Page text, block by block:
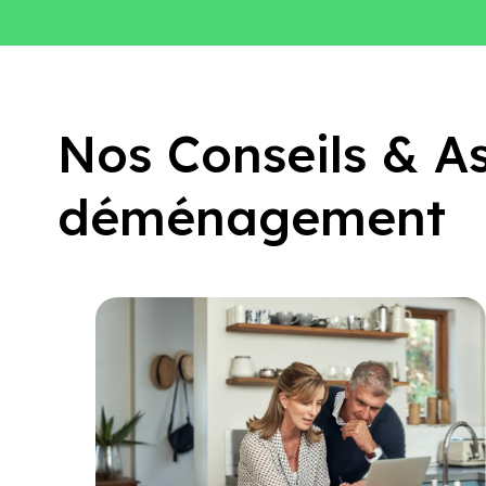
Nos Conseils &
déménagement